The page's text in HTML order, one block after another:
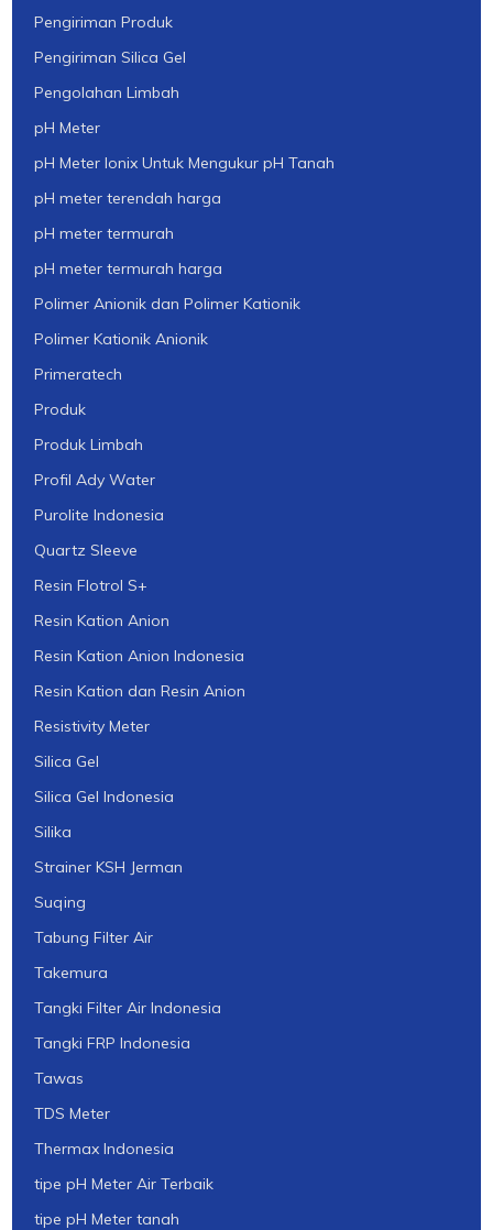
Pengiriman Produk
Pengiriman Silica Gel
Pengolahan Limbah
pH Meter
pH Meter Ionix Untuk Mengukur pH Tanah
pH meter terendah harga
pH meter termurah
pH meter termurah harga
Polimer Anionik dan Polimer Kationik
Polimer Kationik Anionik
Primeratech
Produk
Produk Limbah
Profil Ady Water
Purolite Indonesia
Quartz Sleeve
Resin Flotrol S+
Resin Kation Anion
Resin Kation Anion Indonesia
Resin Kation dan Resin Anion
Resistivity Meter
Silica Gel
Silica Gel Indonesia
Silika
Strainer KSH Jerman
Suqing
Tabung Filter Air
Takemura
Tangki Filter Air Indonesia
Tangki FRP Indonesia
Tawas
TDS Meter
Thermax Indonesia
tipe pH Meter Air Terbaik
tipe pH Meter tanah